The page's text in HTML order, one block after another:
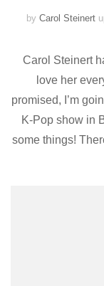
by Carol Steinert
Carol Steinert
love her
promised, I’m
K-Pop show in
some things!